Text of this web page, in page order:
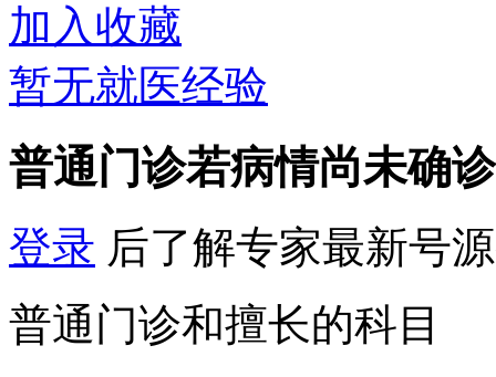
加入收藏
暂无就医经验
普通门诊若病情尚未确
登录 后了解专家最新号
普通门诊和擅长的科目